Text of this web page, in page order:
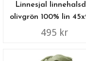
Linnesjal
olivgrön 100% lin
cm
495 kr